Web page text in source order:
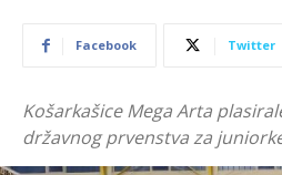
Facebook Twitter
Košarkašice Mega Arta
državnog prvenstva za